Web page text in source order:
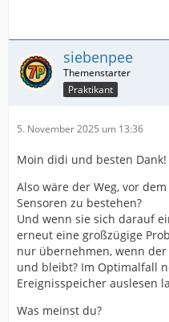
siebenpee
Praktikant
5. November 2025 um 13:36
Moin didi und besten Dank!
Also wäre der Weg, vor
Sensoren zu bestehen?
Und wenn sie sich darauf
erneut eine großzügige
nur übernehmen, wenn
und bleibt? Im Optimalfall
Ereignisspeicher auslesen
Was meinst du?